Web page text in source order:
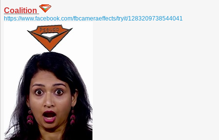
Coalition
https://www.facebook.com/fbcameraeffects/tryit/1283209738544041